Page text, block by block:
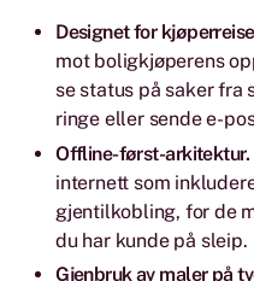
Designet for
mot boligkjøperens
se status på saker fra
ringe eller sende e-
Offline-først-arkitektur.
internett som
gjentilkobling, for de
du har kunde på sleip.
Gjenbruk av maler på